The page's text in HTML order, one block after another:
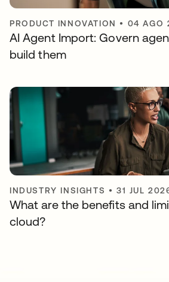
PRODUCT INNOVATION • 04 AGO
AI Agent Import: Govern
build them
INDUSTRY INSIGHTS •31 JUL
What are the benefits and
cloud?